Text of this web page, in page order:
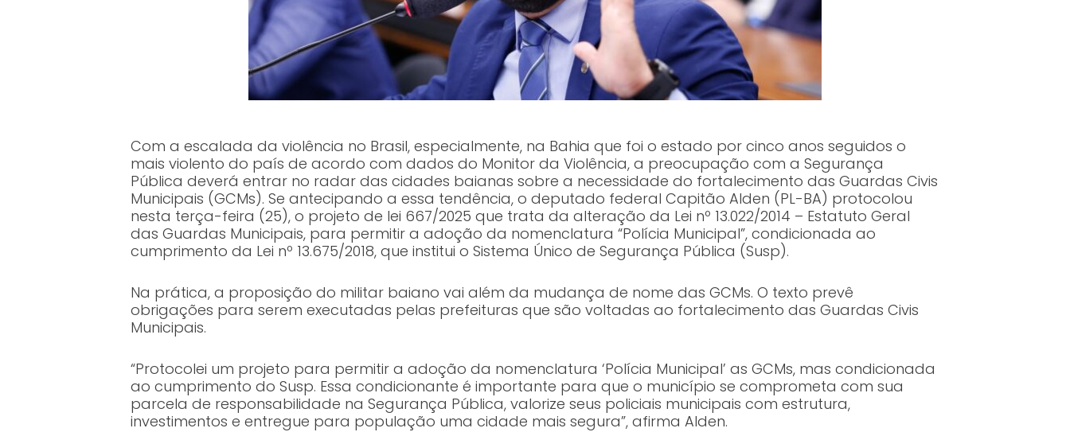
Com a escalada da violência no Brasil, especialmente, na Bahia que foi o estado por cinco anos seguidos o
mais violento do país de acordo com dados do Monitor da Violência, a preocupação com a Segurança
Pública deverá entrar no radar das cidades baianas sobre a necessidade do fortalecimento das Guardas Civis
Municipais (GCMs). Se antecipando a essa tendência, o deputado federal Capitão Alden (PL-BA) protocolou
nesta terça-feira (25), o projeto de lei 667/2025 que trata da alteração da Lei nº 13.022/2014 – Estatuto Geral
das Guardas Municipais, para permitir a adoção da nomenclatura “Polícia Municipal”, condicionada ao
cumprimento da Lei nº 13.675/2018, que institui o Sistema Único de Segurança Pública (Susp).
Na prática, a proposição do militar baiano vai além da mudança de nome das GCMs. O texto prevê
obrigações para serem executadas pelas prefeituras que são voltadas ao fortalecimento das Guardas Civis
Municipais.
“Protocolei um projeto para permitir a adoção da nomenclatura ‘Polícia Municipal’ as GCMs, mas condicionada
ao cumprimento do Susp. Essa condicionante é importante para que o município se comprometa com sua
parcela de responsabilidade na Segurança Pública, valorize seus policiais municipais com estrutura,
investimentos e entregue para população uma cidade mais segura”, afirma Alden.